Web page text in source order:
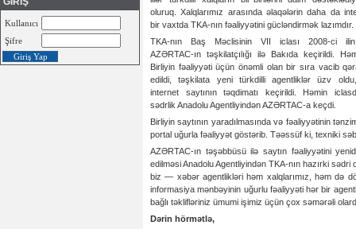
Kullanıcı
Şifre
oluruq. Xalqlarımız arasında əlaqələrin daha da
bir vaxtda TKA-nın fəaliyyətini gücləndirmək lazımdır.
TKA-nın Baş Məclisinin VII iclası 2008-ci ilin
AZƏRTAC-ın təşkilatçılığı ilə Bakıda keçirildi.
Birliyin fəaliyyəti üçün önəmli olan bir sıra vacib
edildi, təşkilata yeni türkdilli agentliklər üzv
internet saytının təqdimatı keçirildi. Həmin
sədrlik Anadolu Agentliyindən AZƏRTAC-a keçdi.
Birliyin saytının yaradılmasında və fəaliyyətinin
portal uğurla fəaliyyət göstərib. Təəssüf ki, texniki
AZƏRTAC-ın təşəbbüsü ilə saytın fəaliyyətini
edilməsi Anadolu Agentliyindən TKA-nın hazırki
biz — xəbər agentlikləri həm xalqlarımız, həm də
informasiya mənbəyinin uğurlu fəaliyyəti hər bir
bağlı təklifləriniz ümumi işimiz üçün çox səmərəli
Dərin hörmətlə,